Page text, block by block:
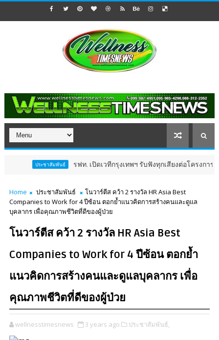
รฟท. เปิดเวทีกรุงเทพฯ รับฟังทุกเสียงต่อโครงการรถไฟฟ้าว
Home ประชาสัมพันธ์
โนวาร์ตีส คว้า 2 รางวัล HR Asia Best
Companies to Work for 4 ปีซ้อน ตอกย้ำแนวคิดการสร้างคนและดูแล
บุคลากร เพื่อคุณภาพชีวิตที่ดีของผู้ป่วย
โนวาร์ตีส คว้า 2 รางวัล HR Asia Best
Companies to Work for 4 ปีซ้อน ตอกย้ำ
แนวคิดการสร้างคนและดูแลบุคลากร เพื่อ
คุณภาพชีวิตที่ดีของผู้ป่วย
wellnesstimesnews 3 years ago ประชาสัมพันธ์,